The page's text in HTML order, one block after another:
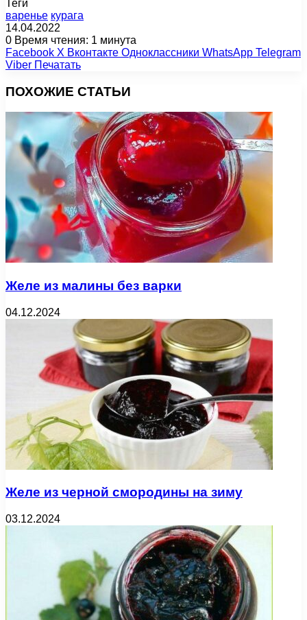
Теги
варенье курага
14.04.2022
0 Время чтения: 1 минута
Facebook X Вконтакте Одноклассники WhatsApp Telegram
Viber Печатать
ПОХОЖИЕ СТАТЬИ
Желе из малины без варки
04.12.2024
Желе из черной смородины на зиму
03.12.2024